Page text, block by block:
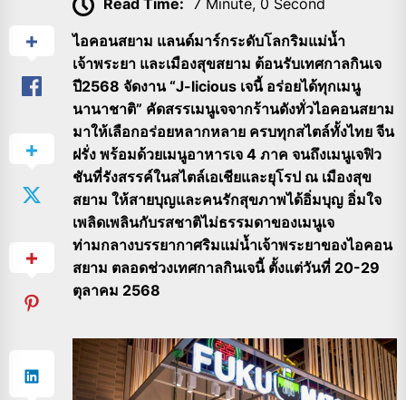
Read Time: 7 Minute, 0 Second
ไอคอนสยาม แลนด์มาร์กระดับโลกริมแม่น้ำ
เจ้าพระยา และเมืองสุขสยาม ต้อนรับเทศกาลกินเจ
ปี2568 จัดงาน “J-licious เจนี้ อร่อยได้ทุกเมนู
นานาชาติ” คัดสรรเมนูเจจากร้านดังทั่วไอคอนสยาม
มาให้เลือกอร่อยหลากหลาย ครบทุกสไตล์ทั้งไทย จีน
ฝรั่ง พร้อมด้วยเมนูอาหารเจ 4 ภาค จนถึงเมนูเจฟิว
ชันที่รังสรรค์ในสไตล์เอเชียและยุโรป ณ เมืองสุข
สยาม ให้สายบุญและคนรักสุขภาพได้อิ่มบุญ อิ่มใจ
เพลิดเพลินกับรสชาติไม่ธรรมดาของเมนูเจ
ท่ามกลางบรรยากาศริมแม่น้ำเจ้าพระยาของไอคอน
สยาม ตลอดช่วงเทศกาลกินเจนี้ ตั้งแต่วันที่ 20-29
ตุลาคม 2568